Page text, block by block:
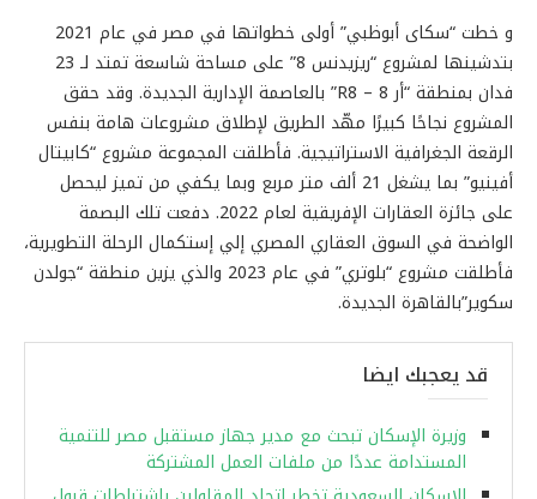
و خطت “سكاى أبوظبي” أولى خطواتها في مصر في عام 2021
بتدشينها لمشروع “ريزيدنس 8” على مساحة شاسعة تمتد لـ 23
فدان بمنطقة “أر 8 – R8” بالعاصمة الإدارية الجديدة. وقد حقق
المشروع نجاحًا كبيرًا مهّد الطريق لإطلاق مشروعات هامة بنفس
الرقعة الجغرافية الاستراتيجية. فأطلقت المجموعة مشروع “كابيتال
أفينيو” بما يشغل 21 ألف متر مربع وبما يكفي من تميز ليحصل
على جائزة العقارات الإفريقية لعام 2022. دفعت تلك البصمة
الواضحة في السوق العقاري المصري إلي إستكمال الرحلة التطويرية،
فأطلقت مشروع “بلوتري” في عام 2023 والذي يزين منطقة “جولدن
سكوير”بالقاهرة الجديدة.
قد يعجبك ايضا
وزيرة الإسكان تبحث مع مدير جهاز مستقبل مصر للتنمية
المستدامة عددًا من ملفات العمل المشتركة